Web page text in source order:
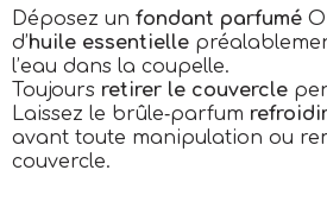
Déposez un fondant parfumé
d’huile essentielle
l’eau dans la coupelle.
Toujours retirer le couvercle
Laissez le brûle‑parfum
avant toute manipulation ou
couvercle.